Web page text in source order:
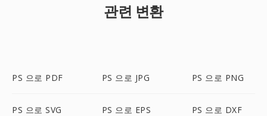
관련 변환
PS 으로 PDF PS 으로 JPG PS 으로 PNG
PS 으로 SVG PS 으로 EPS PS 으로 DXF